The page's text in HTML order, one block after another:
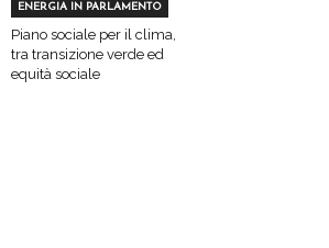
ENERGIA IN PARLAMENTO
Piano sociale per il clima,
tra transizione verde ed
equità sociale